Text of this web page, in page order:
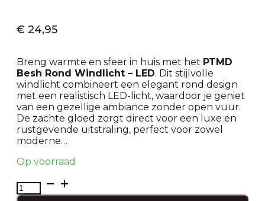
€ 24,95
Breng warmte en sfeer in huis met het PTMD
Besh Rond Windlicht – LED. Dit stijlvolle
windlicht combineert een elegant rond design
met een realistisch LED-licht, waardoor je geniet
van een gezellige ambiance zonder open vuur.
De zachte gloed zorgt direct voor een luxe en
rustgevende uitstraling, perfect voor zowel
moderne…
Op voorraad
PTMD
tafellamp